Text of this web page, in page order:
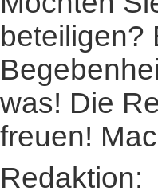
beteiligen?
was! Die
freuen!
Redaktion: